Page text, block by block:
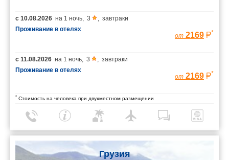
с 10.08.2026 на 1 ночь 3
завтраки
Проживание в отелях
от 2169 *
с 11.08.2026 на 1 ночь 3
завтраки
Проживание в отелях
от 2169 *
* Стоимость на человека при двухместном размещении
Грузия